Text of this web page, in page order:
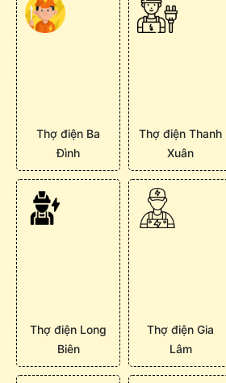
Thợ điện Ba
Đình
Thợ điện Thanh
Xuân
Thợ điện Long
Biên
Thợ điện Gia
Lâm